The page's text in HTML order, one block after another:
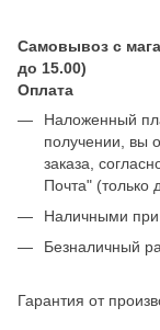
Самовывоз с
до 15.00)
Оплата
Наложенный
получении, вы
заказа,
Почта" (только
Наличными при
Безналичный
Гарантия от